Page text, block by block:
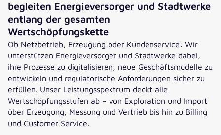
begleiten Energieversorger und Stadtwerke
entlang der gesamten
Wertschöpfungskette
Ob Netzbetrieb, Erzeugung oder Kundenservice: Wir
unterstützen Energieversorger und Stadtwerke dabei,
ihre Prozesse zu digitalisieren, neue Geschäftsmodelle zu
entwickeln und regulatorische Anforderungen sicher zu
erfüllen. Unser Leistungsspektrum deckt alle
Wertschöpfungsstufen ab – von Exploration und Import
über Erzeugung, Messung und Vertrieb bis hin zu Billing
und Customer Service.